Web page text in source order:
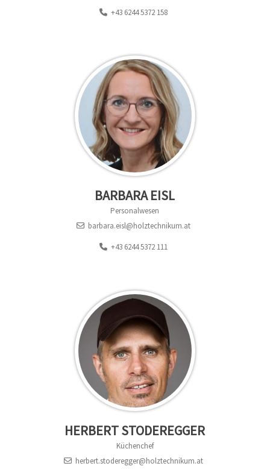
+43 6244 5372 158
BARBARA EISL
Personalwesen
barbara.eisl@holztechnikum.at
+43 6244 5372 111
HERBERT STODEREGGER
Küchenchef
herbert.stoderegger@holztechnikum.at